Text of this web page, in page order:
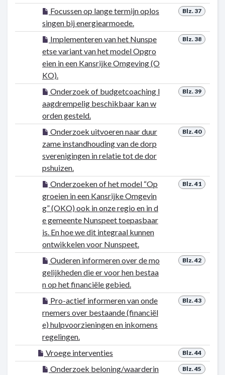
Blz. 37
Focussen op lange termijn oplos
singen bij energiearmoede.
Blz. 38
Implementeren van het Nunspe
etse variant van het model Opgro
eien in een Kansrijke Omgeving (O
KO).
Blz. 39
Onderzoek of budgetcoaching l
aagdrempelig beschikbaar kan w
orden gesteld.
Blz. 40
Onderzoek uitvoeren naar duur
zame instandhouding van de dorp
sverenigingen in relatie tot de dor
pshuizen.
Blz. 41
Onderzoeken of het model “Op
groeien in een Kansrijke Omgevin
g” (OKO) ook in onze regio en in d
e gemeente Nunspeet toepasbaar
is. En hoe we dit integraal kunnen
ontwikkelen voor Nunspeet.
Blz. 42
Ouderen informeren over de mo
gelijkheden die er voor hen bestaa
n op het financiële gebied.
Blz. 43
Pro-actief informeren van onde
rnemers over bestaande (financiël
e) hulpvoorzieningen en inkomens
regelingen.
Blz. 44
Vroege interventies
Blz. 45
Onderzoek beloning/waarderin